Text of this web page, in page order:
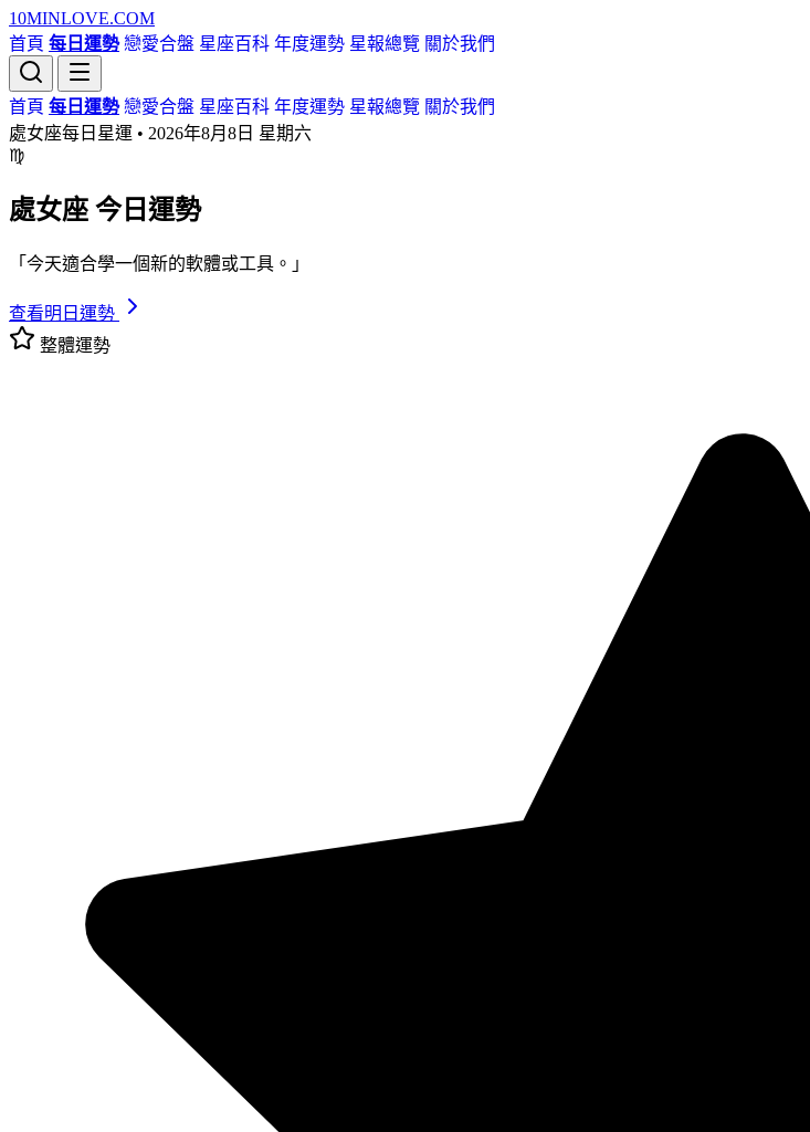
10MINLOVE.COM
首頁 每日運勢 戀愛合盤 星座百科 年度運勢 星報總覽 關於我們
首頁 每日運勢 戀愛合盤 星座百科 年度運勢 星報總覽 關於我們
處女座每日星運 • 2026年8月8日 星期六
♍
處女座 今日運勢
「今天適合學一個新的軟體或工具。」
查看明日運勢
整體運勢